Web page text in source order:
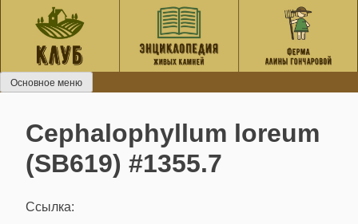
содержанию
Основное меню
Cephalophyllum loreum
(SB619) #1355.7
Ссылка: